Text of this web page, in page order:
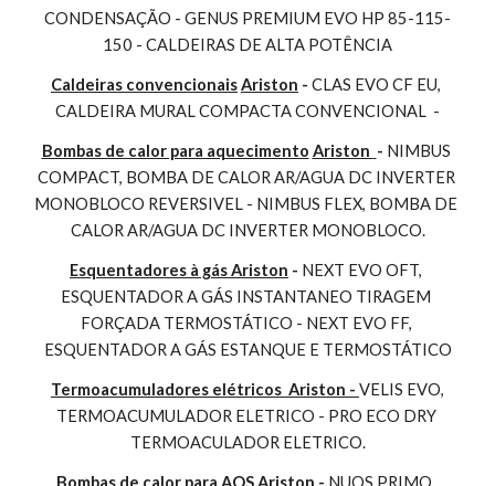
CONDENSAÇÃO - GENUS PREMIUM EVO HP 85-115-
150 - CALDEIRAS DE ALTA POTÊNCIA
Caldeiras convencionaisAriston - CLAS EVO CF EU,
CALDEIRA MURAL COMPACTA CONVENCIONAL  -
Bombas de calor para aquecimento Ariston - NIMBUS
COMPACT, BOMBA DE CALOR AR/AGUA DC INVERTER
MONOBLOCO REVERSIVEL - NIMBUS FLEX, BOMBA DE
CALOR AR/AGUA DC INVERTER MONOBLOCO.
Esquentadores à gás Ariston - NEXT EVO OFT,
ESQUENTADOR A GÁS INSTANTANEO TIRAGEM
FORÇADA TERMOSTÁTICO - NEXT EVO FF,
ESQUENTADOR A GÁS ESTANQUE E TERMOSTÁTICO
Termoacumuladores elétricos  Ariston - VELIS EVO,
TERMOACUMULADOR ELETRICO - PRO ECO DRY
TERMOACULADOR ELETRICO.
Bombas de calor para AQS Ariston - NUOS PRIMO,